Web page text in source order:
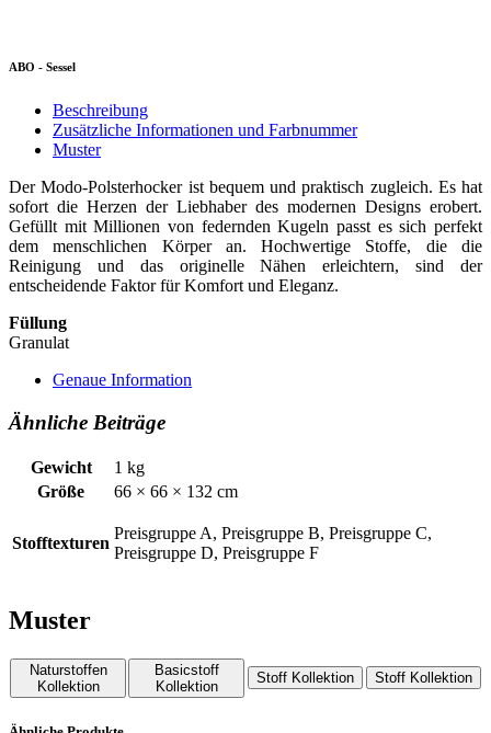
ABO - Sessel
Beschreibung
Zusätzliche Informationen und Farbnummer
Muster
Der Modo-Polsterhocker ist bequem und praktisch zugleich. Es hat
sofort die Herzen der Liebhaber des modernen Designs erobert.
Gefüllt mit Millionen von federnden Kugeln passt es sich perfekt
dem menschlichen Körper an. Hochwertige Stoffe, die die
Reinigung und das originelle Nähen erleichtern, sind der
entscheidende Faktor für Komfort und Eleganz.
Füllung
Granulat
Genaue Information
Ähnliche Beiträge
Gewicht
1 kg
Größe
66 × 66 × 132 cm
Stofftexturen
Preisgruppe A, Preisgruppe B, Preisgruppe C,
Preisgruppe D, Preisgruppe F
Muster
Naturstoffen
Kollektion
Basicstoff
Kollektion
Stoff Kollektion Stoff Kollektion